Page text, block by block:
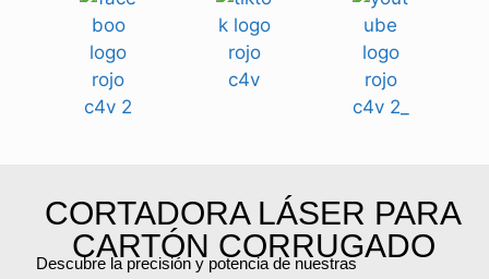
CORTADORA LÁSER PARA
CARTÓN CORRUGADO
Descubre la precisión y potencia de nuestras